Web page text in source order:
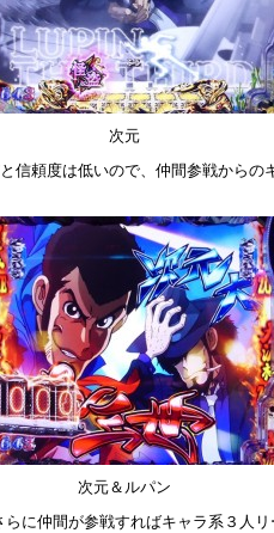
次元
頼度は低いので、仲間参戦からの
次元＆ルパン
に仲間が参戦すればキャラ系３人